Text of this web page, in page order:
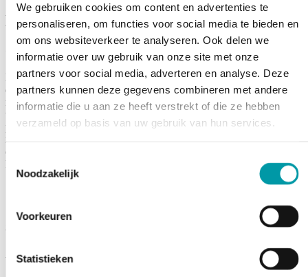
We gebruiken cookies om content en advertenties te
personaliseren, om functies voor social media te bieden en
om ons websiteverkeer te analyseren. Ook delen we
informatie over uw gebruik van onze site met onze
partners voor social media, adverteren en analyse. Deze
partners kunnen deze gegevens combineren met andere
informatie die u aan ze heeft verstrekt of die ze hebben
verzameld op basis van uw gebruik van hun services.
Toestemmingsselectie
Noodzakelijk
Voorkeuren
Statistieken
Notre équipe
Comité d’audit
Le comité d’audit veille à l’exactitude et à la fiabilité de l’ensemble
des informations financières. Cet organe consultatif s’assure que les
rapports financiers périodiques offrent une image fidèle, honnête et
transparente de la situation de la Société ainsi que de ses
perspectives d’avenir. Il veille également à ce que les normes et
règles comptables applicables soient respectées de manière correcte,
cohérente et uniforme.
Président
Administratrice non exécutive et indépendante